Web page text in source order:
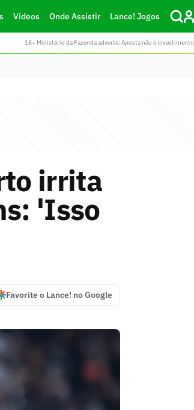
Vídeos Onde Assistir Lance! Jogos
18+ Ministério da Fazenda adverte: Aposta não é investimento
irrita
'Isso
Favorite o Lance! no Google